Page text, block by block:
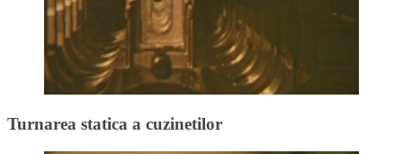
Turnarea statica a cuzinetilor